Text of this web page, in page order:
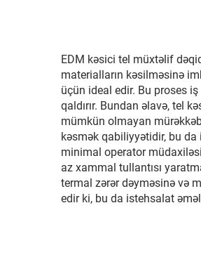
EDM kəsici tel müxtəlif
materialların kəsilməsinə
üçün ideal edir. Bu proses
qaldırır. Bundan əlavə, tel
mümkün olmayan
kəsmək qabiliyyətidir, bu da
minimal operator
az xammal tullantısı
termal zərər dəyməsinə və
edir ki, bu da istehsalat